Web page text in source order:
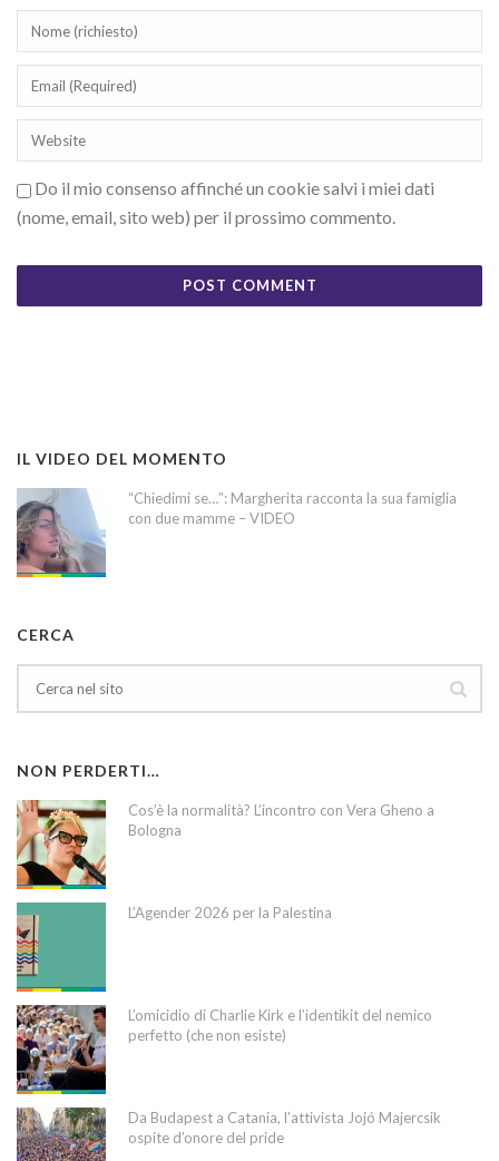
Do il mio consenso affinché un cookie salvi i miei dati
(nome, email, sito web) per il prossimo commento.
IL VIDEO DEL MOMENTO
“Chiedimi se…”: Margherita racconta la sua famiglia
con due mamme – VIDEO
CERCA
NON PERDERTI…
Cos’è la normalità? L’incontro con Vera Gheno a
Bologna
L’Agender 2026 per la Palestina
L’omicidio di Charlie Kirk e l’identikit del nemico
perfetto (che non esiste)
Da Budapest a Catania, l’attivista Jojó Majercsik
ospite d’onore del pride